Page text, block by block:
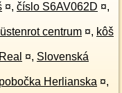
¤, číslo S6AV062D ¤,
centrum ¤, kôš
¤, Slovenská
Herlianska ¤,